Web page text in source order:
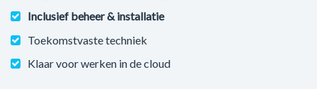
Inclusief beheer & installatie
Toekomstvaste techniek
Klaar voor werken in de cloud